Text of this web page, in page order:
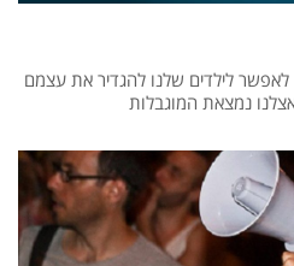
לאפשר לילדים שלנו להגדיר את עצמם
נמצאת המוגבלות